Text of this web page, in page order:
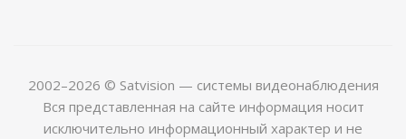
2002–2026 © Satvision — системы видеонаблюдения
Вся представленная на сайте информация носит
исключительно информационный характер и не